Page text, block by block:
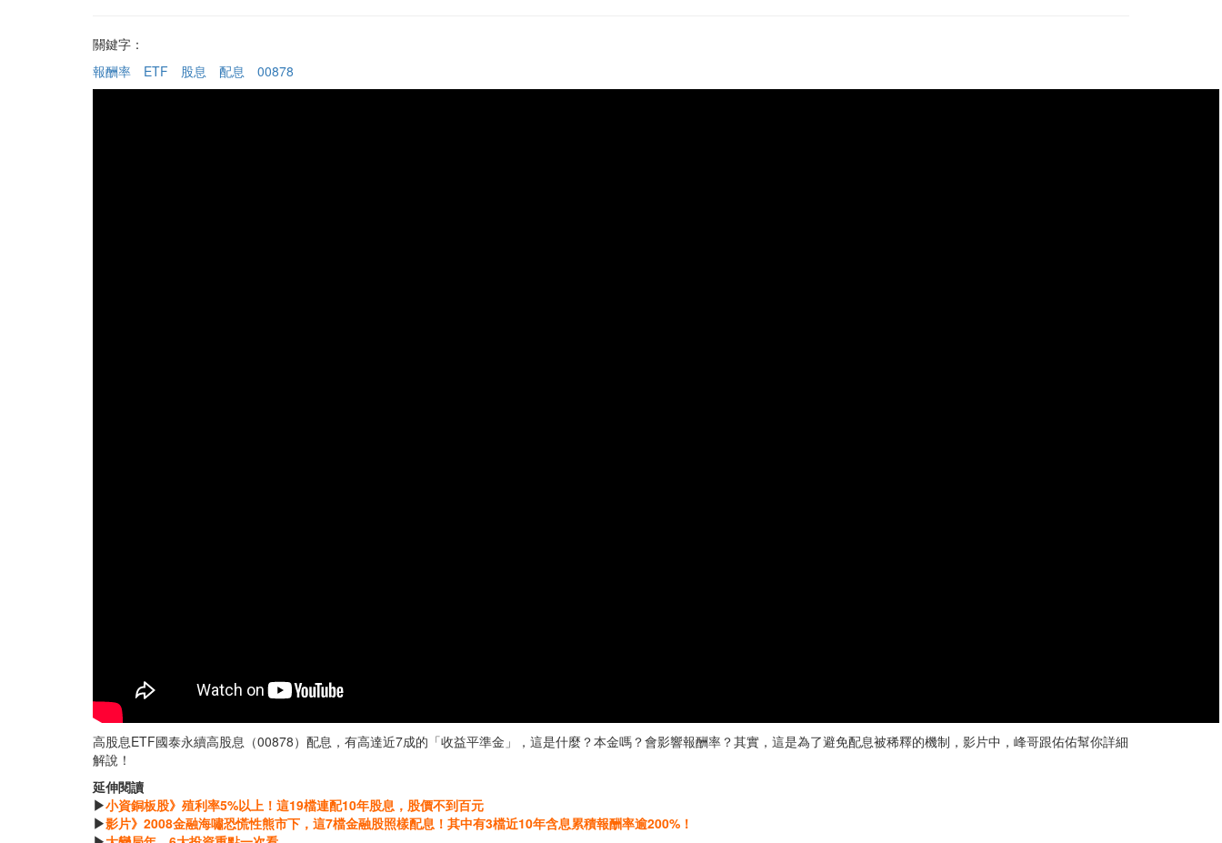
關鍵字：
報酬率
ETF 股息 配息 00878
高股息ETF國泰永續高股息（00878）配息，有高達近7成的「收益平準金」，這是什麼？本金嗎？會影響報酬率？其實，這是為了避免配息被稀釋的機制，影片中，峰哥跟佑佑幫你詳細
解說！
延伸閱讀
▶小資銅板股》殖利率5%以上！這19檔連配10年股息，股價不到百元
▶影片》2008金融海嘯恐慌性熊市下，這7檔金融股照樣配息！其中有3檔近10年含息累積報酬率逾200%！